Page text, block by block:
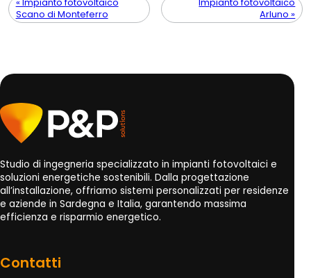
« Impianto fotovoltaico
Scano di Monteferro
Impianto fotovoltaico
Arluno »
Studio di ingegneria specializzato in impianti fotovoltaici e
soluzioni energetiche sostenibili. Dalla progettazione
all’installazione, offriamo sistemi personalizzati per residenze
e aziende in Sardegna e Italia, garantendo massima
efficienza e risparmio energetico.
Contatti